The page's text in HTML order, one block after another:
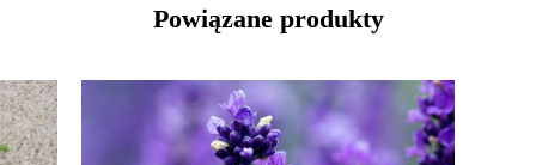
Powiązane produkty